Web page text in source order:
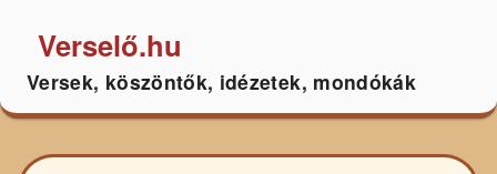
Verselő.hu
Versek, köszöntők, idézetek, mondókák